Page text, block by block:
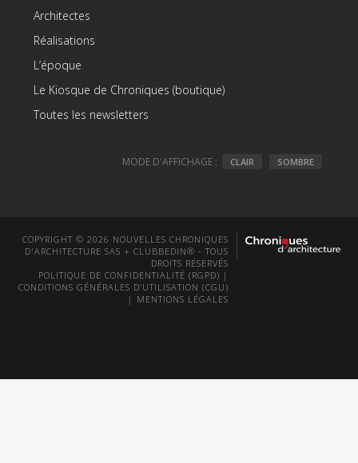
Architectes
Réalisations
L’époque
Le Kiosque de Chroniques (boutique)
Toutes les newsletters
MODE D'AFFICHAGE : CLAIR SOMBRE
COPYRIGHT © 2026 NOUVELLES CHRONIQUES
D'ARCHITECTURE SAS + CLUBBEDIN® - TOUS
DROITS RÉSERVÉS
POLITIQUE DE CONFIDENTIALITÉ (RGPD) |
CONDITIONS GÉNÉRALES D’UTILISATION (CGU)
| MENTIONS LÉGALES